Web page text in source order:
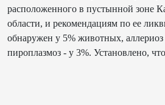
расположенного в пустынной зоне
области, и рекомендациям по ее
обнаружен у 5% животных, аллериоз
пироплазмоз - у 3%. Установлено,